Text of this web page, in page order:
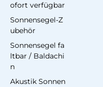
ofort verfügbar
Sonnensegel-Z
ubehör
Sonnensegel fa
ltbar / Baldachi
n
Akustik Sonnen